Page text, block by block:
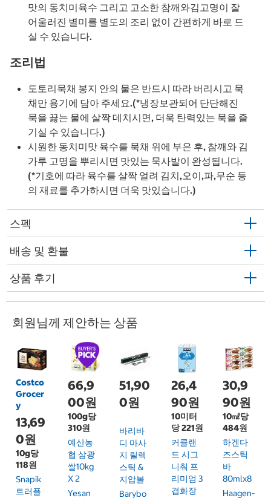
맛의 동치미육수 그리고 고소한 참깨와김고명이 잘
어울러진 별미를 별도의 조리 없이 간편하게 바로 드
실 수 있습니다.
조리법
도토리묵채 봉지 안의 물은 반드시 따라 버리시고 묵
채만 용기에 담아 주세요.(*냉장보관되어 단단해진
묵을 끓는 물에 살짝 데치시면, 더욱 탄력있는 묵을 즐
기실 수 있습니다.)
시원한 동치미맛 육수를 묵채 위에 부은 후, 참깨와 김
가루 고명을 뿌리시면 맛있는 묵사발이 완성됩니다.
(*기호에 따라 육수를 살짝 얼려 김치,오이,파,무순 등
의 재료를 추가하시면 더욱 맛있습니다.)
스펙
배송 및 환불
상품 후기
회원님께 제안하는 상품
Costco
Grocer
y
13,69
0원
10g당
118원
Snapik
트러플
66,9
00원
100g당
310원
예산농
협 삼광
쌀10kg
X 2
Yesan
51,90
0원
바리바
디 마사
지 릴렉
스틱 &
지압볼
Barybo
26,4
90원
10미터
당 221원
커클랜
드 시그
니춰 프
리미엄 3
겹화장
30,9
90원
10㎖당
484원
하겐다
즈스틱
바
80mlx8
Haagen-